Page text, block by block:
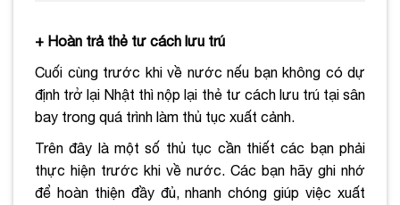
+ Hoàn trả thẻ tư cách lưu trú
Cuối cùng trước khi về nước nếu bạn không có dự
định trở lại Nhật thì nộp lại thẻ tư cách lưu trú tại sân
bay trong quá trình làm thủ tục xuất cảnh.
Trên đây là một số thủ tục cần thiết các bạn phải
thực hiện trước khi về nước. Các bạn hãy ghi nhớ
để hoàn thiện đầy đủ, nhanh chóng giúp việc xuất